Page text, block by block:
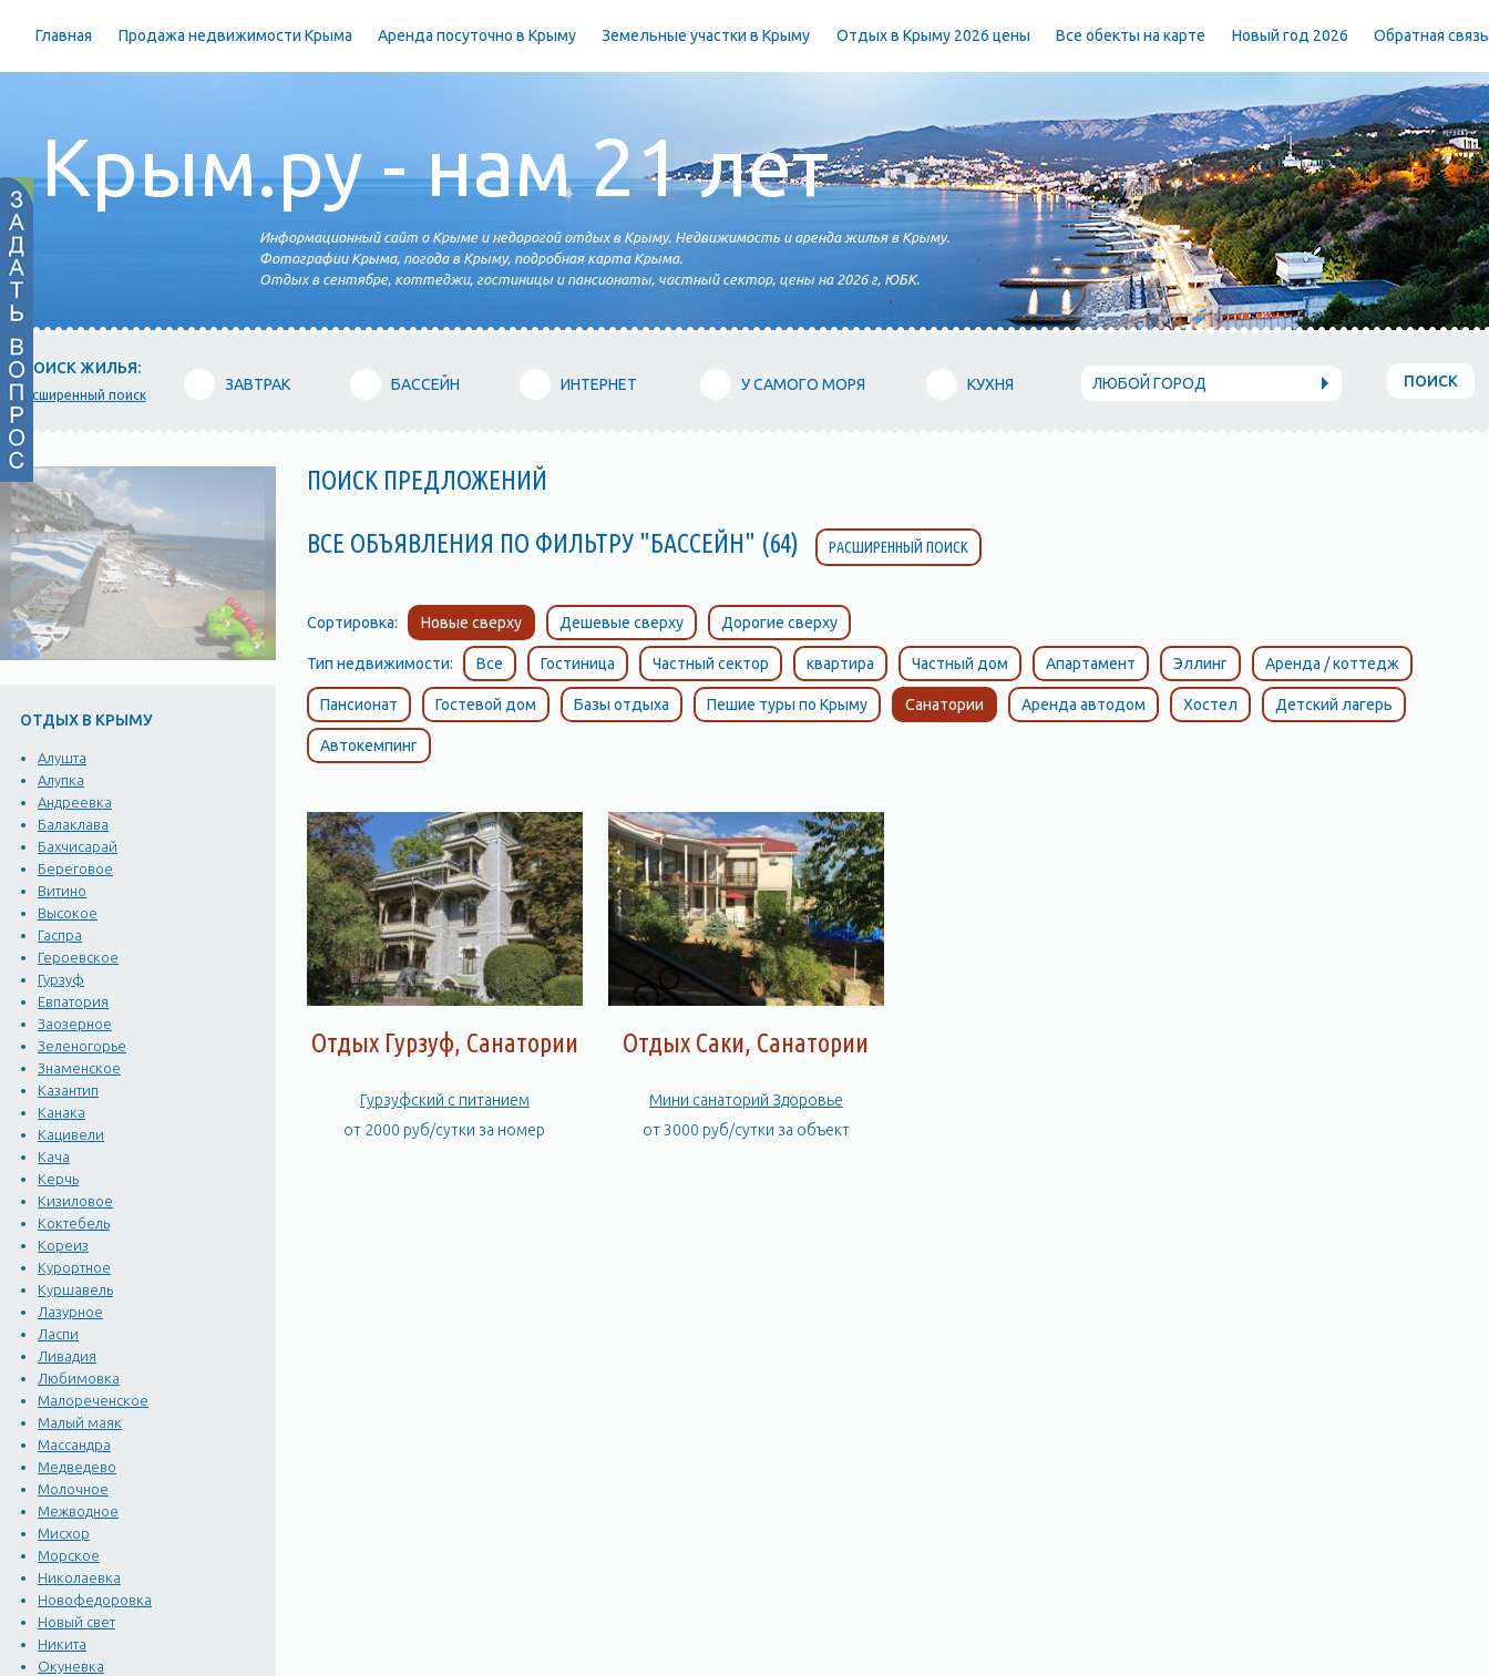
Главная Продажа недвижимости Крыма Аренда посуточно в Крыму Земельные участки в Крыму Отдых в Крыму 2026 цены Все обекты на карте Новый год 2026 Обратная связь
Крым.ру - нам 21 лет
Информационный сайт о Крыме и недорогой отдых в Крыму. Недвижимость и аренда жилья в Крыму.
Фотографии Крыма, погода в Крыму, подробная карта Крыма.
Отдых в сентябре, коттеджи, гостиницы и пансионаты, частный сектор, цены на 2026 г, ЮБК.
ПОИСК ЖИЛЬЯ:
расширенный поиск
ЗАВТРАК БАССЕЙН ИНТЕРНЕТ У САМОГО МОРЯ КУХНЯ ЛЮБОЙ ГОРОД ПОИСК
ОТДЫХ В КРЫМУ
Алушта
Алупка
Андреевка
Балаклава
Бахчисарай
Береговое
Витино
Высокое
Гаспра
Героевское
Гурзуф
Евпатория
Заозерное
Зеленогорье
Знаменское
Казантип
Канака
Кацивели
Кача
Керчь
Кизиловое
Коктебель
Кореиз
Курортное
Куршавель
Лазурное
Ласпи
Ливадия
Любимовка
Малореченское
Малый маяк
Массандра
Медведево
Молочное
Межводное
Мисхор
Морское
Николаевка
Новофедоровка
Новый свет
Никита
Окуневка
ПОИСК ПРЕДЛОЖЕНИЙ
ВСЕ ОБЪЯВЛЕНИЯ ПО ФИЛЬТРУ "БАССЕЙН" (64) РАСШИРЕННЫЙ ПОИСК
Сортировка: Новые сверху Дешевые сверху Дорогие сверху
Тип недвижимости: Все Гостиница Частный сектор квартира Частный дом Апартамент Эллинг Аренда / коттедж
Пансионат Гостевой дом Базы отдыха Пешие туры по Крыму Санатории Аренда автодом Хостел Детский лагерь
Автокемпинг
Отдых Гурзуф, Санатории
Гурзуфский с питанием
от 2000 руб/сутки за номер
Отдых Саки, Санатории
Мини санаторий Здоровье
от 3000 руб/сутки за объект